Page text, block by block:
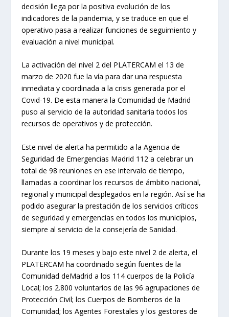
decisión llega por la positiva evolución de los
indicadores de la pandemia, y se traduce en que el
operativo pasa a realizar funciones de seguimiento y
evaluación a nivel municipal.
La activación del nivel 2 del PLATERCAM el 13 de
marzo de 2020 fue la vía para dar una respuesta
inmediata y coordinada a la crisis generada por el
Covid-19. De esta manera la Comunidad de Madrid
puso al servicio de la autoridad sanitaria todos los
recursos de operativos y de protección.
Este nivel de alerta ha permitido a la Agencia de
Seguridad de Emergencias Madrid 112 a celebrar un
total de 98 reuniones en ese intervalo de tiempo,
llamadas a coordinar los recursos de ámbito nacional,
regional y municipal desplegados en la región. Así se ha
podido asegurar la prestación de los servicios críticos
de seguridad y emergencias en todos los municipios,
siempre al servicio de la consejería de Sanidad.
Durante los 19 meses y bajo este nivel 2 de alerta, el
PLATERCAM ha coordinado según fuentes de la
Comunidad deMadrid a los 114 cuerpos de la Policía
Local; los 2.800 voluntarios de las 96 agrupaciones de
Protección Civil; los Cuerpos de Bomberos de la
Comunidad; los Agentes Forestales y los gestores de